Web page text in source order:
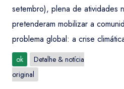
setembro), plena de atividades
pretenderam mobilizar a
problema global: a crise
ok
Detalhe & notícia
original